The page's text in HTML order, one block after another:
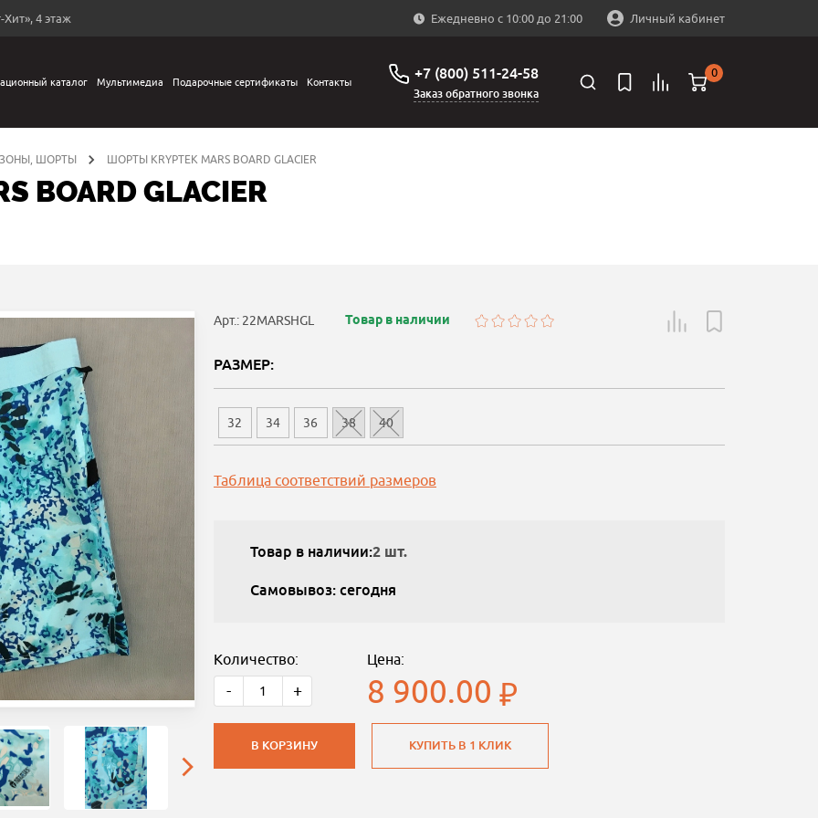
4 этаж Ежедневно с 10:00 до 21:00 Личный кабинет
каталог Мультимедиа Подарочные сертификаты Контакты +7 (800) 511-24-58
Заказ обратного звонка
0
ШОРТЫ ШОРТЫ KRYPTEK MARS BOARD GLACIER
BOARD GLACIER
Арт.: 22MARSHGL Товар в наличии
РАЗМЕР:
32 34 36 38 40
Таблица соответствий размеров
Товар в наличии:2 шт.
Самовывоз: сегодня
Количество:
- +
Цена:
8 900.00
В КОРЗИНУ КУПИТЬ В 1 КЛИК